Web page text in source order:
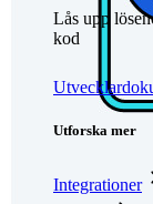
Lås upp
kod
Utforska mer
Integrationer